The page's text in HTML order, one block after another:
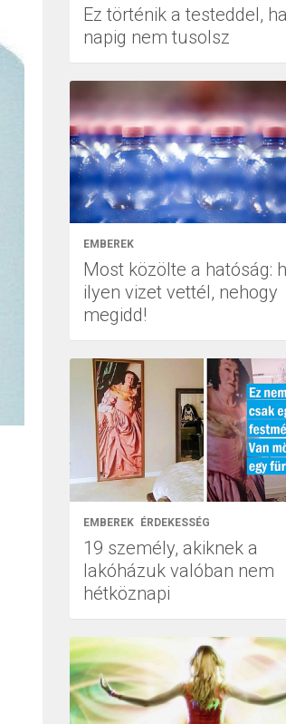
Ez történik a testeddel,
napig nem tusolsz
EMBEREK
Most közölte a hatóság:
ilyen vizet vettél, nehogy
megidd!
EMBEREK ÉRDEKESSÉG
19 személy, akiknek a
lakóházuk valóban nem
hétköznapi